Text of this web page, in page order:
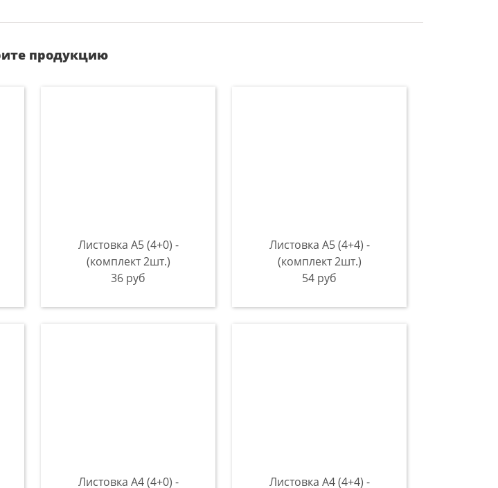
продукцию
Листовка А5 (4+0) -
(комплект 2шт.)
36 руб
Листовка А5 (4+4) -
(комплект 2шт.)
54 руб
Листовка А4 (4+0) -
Листовка А4 (4+4) -